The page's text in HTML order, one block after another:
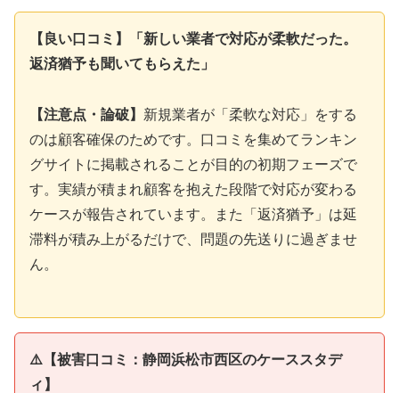
【良い口コミ】「新しい業者で対応が柔軟だった。
返済猶予も聞いてもらえた」
【注意点・論破】 新規業者が「柔軟な対応」をする
のは顧客確保のためです。口コミを集めてランキン
グサイトに掲載されることが目的の初期フェーズで
す。実績が積まれ顧客を抱えた段階で対応が変わる
ケースが報告されています。また「返済猶予」は延
滞料が積み上がるだけで、問題の先送りに過ぎませ
ん。
⚠️【被害口コミ：静岡浜松市西区のケーススタデ
ィ】